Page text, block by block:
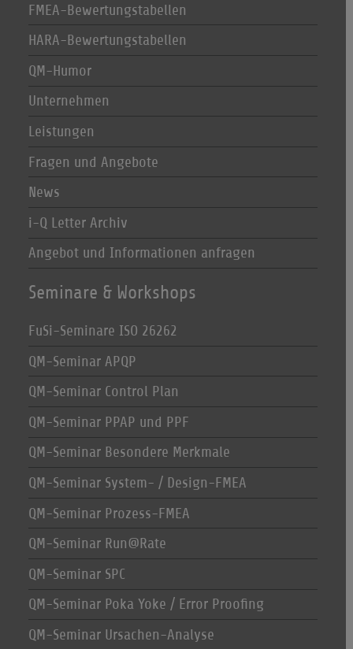
FMEA-Bewertungstabellen
HARA-Bewertungstabellen
QM-Humor
Unternehmen
Leistungen
Fragen und Angebote
News
i-Q Letter Archiv
Angebot und Informationen anfragen
Seminare & Workshops
FuSi-Seminare ISO 26262
QM-Seminar APQP
QM-Seminar Control Plan
QM-Seminar PPAP und PPF
QM-Seminar Besondere Merkmale
QM-Seminar System- / Design-FMEA
QM-Seminar Prozess-FMEA
QM-Seminar Run@Rate
QM-Seminar SPC
QM-Seminar Poka Yoke / Error Proofing
QM-Seminar Ursachen-Analyse